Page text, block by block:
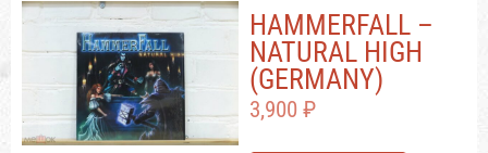
HAMMERFALL –
NATURAL HIGH
(GERMANY)
3,900 ₽